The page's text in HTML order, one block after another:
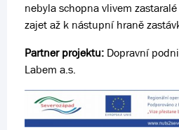
nebyla schopna vlivem
zajet až k nástupní hraně
Partner projektu: Dopravní
Labem a.s.